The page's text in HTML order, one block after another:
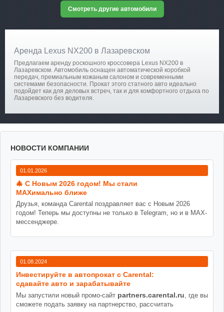
Смотреть другие автомобили
Аренда Lexus NX200 в Лазаревском
Предлагаем аренду роскошного кроссовера Lexus NX200 в
Лазаревском. Автомобиль оснащен автоматической коробкой
передач, премиальным кожаным салоном и современными
системами безопасности. Прокат этого статного авто идеально
подойдет как для деловых встреч, так и для комфортного отдыха по
Лазаревского без водителя.
НОВОСТИ КОМПАНИИ
01.01.2026
🎄 С Новым 2026 годом! Мы стали
MAXимально ближе
Друзья, команда Carental поздравляет вас с Новым 2026
годом! Теперь мы доступны не только в Telegram, но и в MAX-
мессенджере.
01.08.2024
Инвестируйте в автопрокат с Carental:
сдавайте авто и зарабатывайте
Мы запустили новый промо-сайт partners.carental.ru, где вы
сможете подать заявку на партнерство, рассчитать